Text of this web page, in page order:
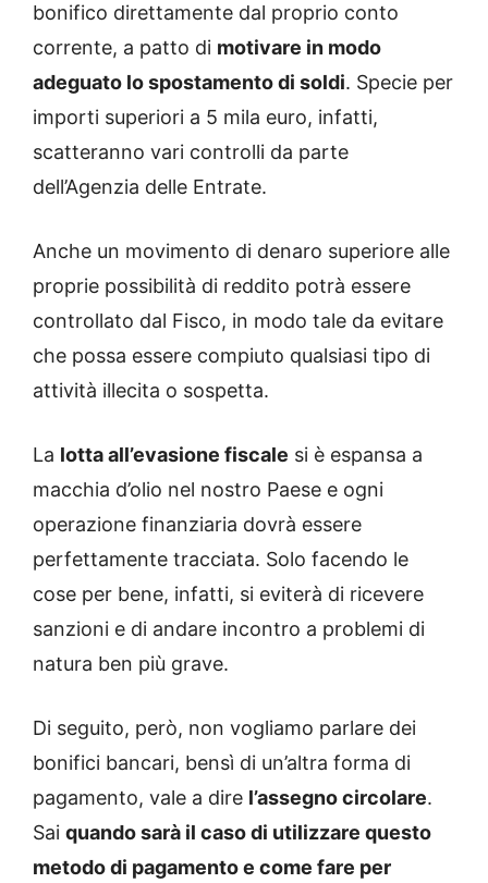
bonifico direttamente dal proprio conto
corrente, a patto di motivare in modo
adeguato lo spostamento di soldi. Specie per
importi superiori a 5 mila euro, infatti,
scatteranno vari controlli da parte
dell’Agenzia delle Entrate.
Anche un movimento di denaro superiore alle
proprie possibilità di reddito potrà essere
controllato dal Fisco, in modo tale da evitare
che possa essere compiuto qualsiasi tipo di
attività illecita o sospetta.
La lotta all’evasione fiscale si è espansa a
macchia d’olio nel nostro Paese e ogni
operazione finanziaria dovrà essere
perfettamente tracciata. Solo facendo le
cose per bene, infatti, si eviterà di ricevere
sanzioni e di andare incontro a problemi di
natura ben più grave.
Di seguito, però, non vogliamo parlare dei
bonifici bancari, bensì di un’altra forma di
pagamento, vale a dire l’assegno circolare.
Sai quando sarà il caso di utilizzare questo
metodo di pagamento e come fare per